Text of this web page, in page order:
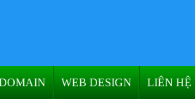
WEB DESIGN LIÊN HỆ